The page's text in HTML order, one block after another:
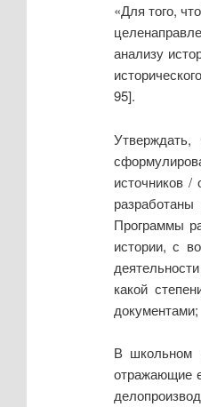
«Для того,
анализу
95].
источников
Программы
истории, с
какой
В школьном
отражающие